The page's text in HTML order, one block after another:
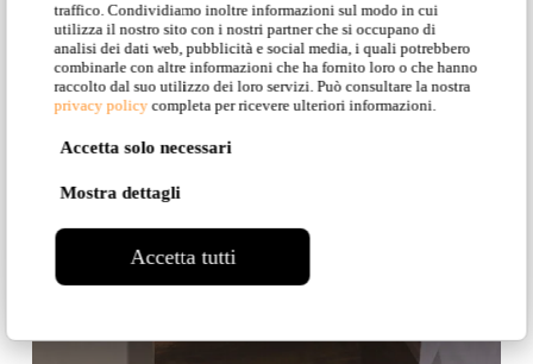
traffico. Condividiamo inoltre informazioni sul modo in cui
utilizza il nostro sito con i nostri partner che si occupano di
analisi dei dati web, pubblicità e social media, i quali potrebbero
combinarle con altre informazioni che ha fornito loro o che hanno
raccolto dal suo utilizzo dei loro servizi. Può consultare la nostra
privacy policy completa per ricevere ulteriori informazioni.
Accetta solo necessari
Mostra dettagli
Accetta tutti